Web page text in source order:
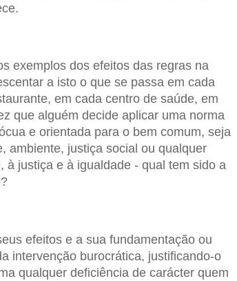
exemplos dos efeitos das regras na
a isto o que se passa em cada
em cada centro de saúde, em
que alguém decide aplicar uma norma
e orientada para o bem comum, seja
ambiente, justiça social ou qualquer
à justiça e à igualdade - qual tem sido a
efeitos e a sua fundamentação ou
intervenção burocrática, justificando-o
qualquer deficiência de carácter quem